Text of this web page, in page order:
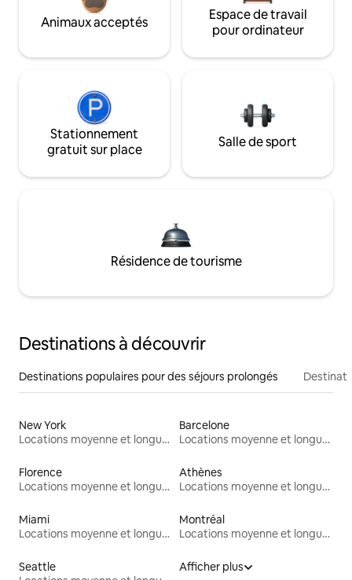
Animaux acceptés
Espace de travail
pour ordinateur
Stationnement
gratuit sur place
Salle de sport
Résidence de tourisme
Destinations à découvrir
Destinations populaires pour des séjours prolongés
New York
Locations moyenne et longue durée
Barcelone
Locations moyenne et longue durée
Florence
Locations moyenne et longue durée
Athènes
Locations moyenne et longue durée
Miami
Locations moyenne et longue durée
Montréal
Locations moyenne et longue durée
Seattle
Afficher plus